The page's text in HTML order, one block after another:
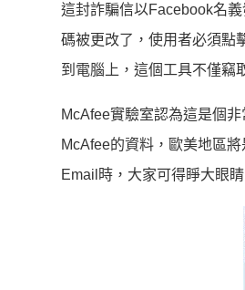
這封詐騙信以Facebook名
碼被更改了，使用者必須點
到電腦上，這個工具不僅竊
McAfee實驗室認為這是個
McAfee的資料，歐美地區
Email時，大家可得睜大眼